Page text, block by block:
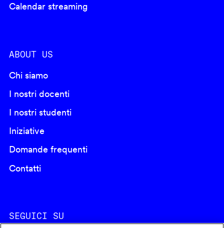
Calendar streaming
ABOUT US
Chi siamo
I nostri docenti
I nostri studenti
Iniziative
Domande frequenti
Contatti
SEGUICI SU